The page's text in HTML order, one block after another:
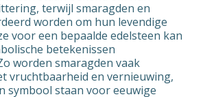
terwijl smaragden en
worden om hun levendige
voor een bepaalde edelsteen kan
betekenissen
worden smaragden vaak
vruchtbaarheid en vernieuwing,
symbool staan voor eeuwige